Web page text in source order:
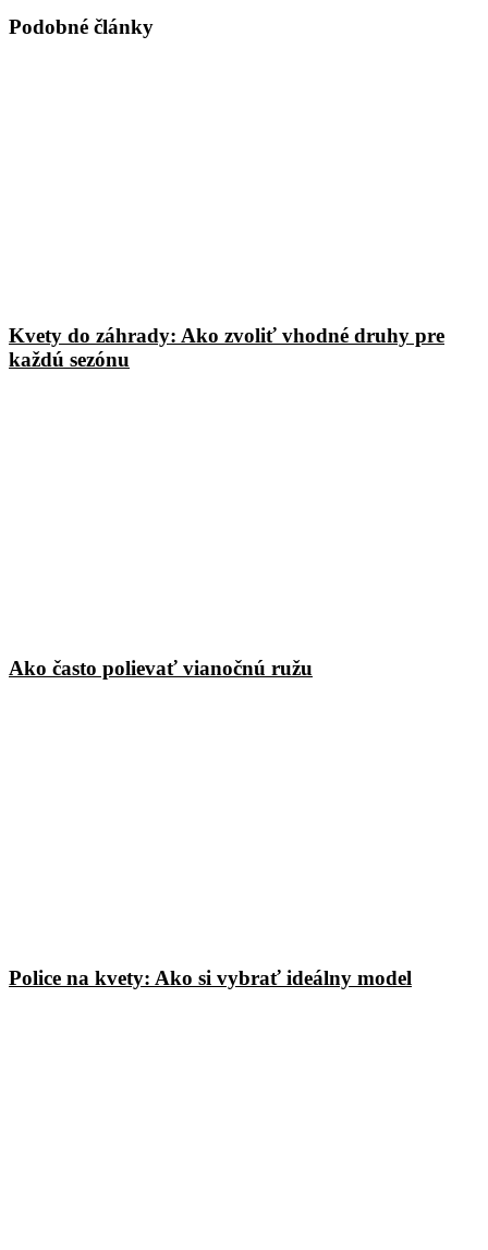
Email
Podobné články
Kvety do záhrady: Ako zvoliť vhodné druhy pre
každú sezónu
Ako často polievať vianočnú ružu
Police na kvety: Ako si vybrať ideálny model